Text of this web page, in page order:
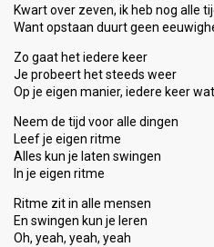
Kwart over zeven, ik heb nog alle
Want opstaan duurt geen
Zo gaat het iedere keer
Je probeert het steeds weer
Op je eigen manier, iedere keer
Neem de tijd voor alle dingen
Leef je eigen ritme
Alles kun je laten swingen
In je eigen ritme
Ritme zit in alle mensen
En swingen kun je leren
Oh, yeah, yeah, yeah